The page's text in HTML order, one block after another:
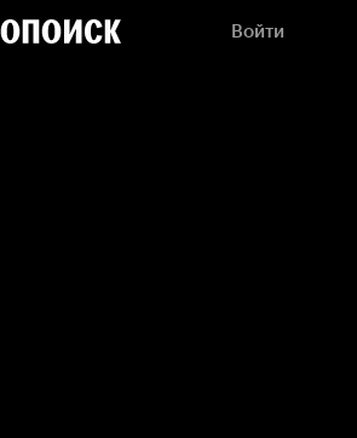
Войти